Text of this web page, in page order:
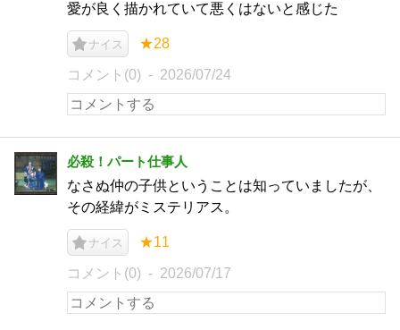
愛が良く描かれていて悪くはないと感じた
ナイス ★28
コメント(0) 2026/07/24
必殺！パート仕事人
なさぬ仲の子供ということは知っていましたが、
その経緯がミステリアス。
ナイス ★11
コメント(0) 2026/07/17